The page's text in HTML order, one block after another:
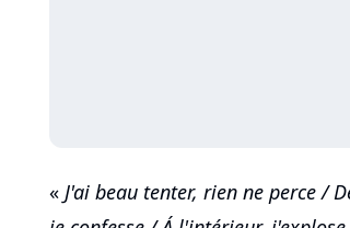
« J'ai beau tenter, rien ne perce /